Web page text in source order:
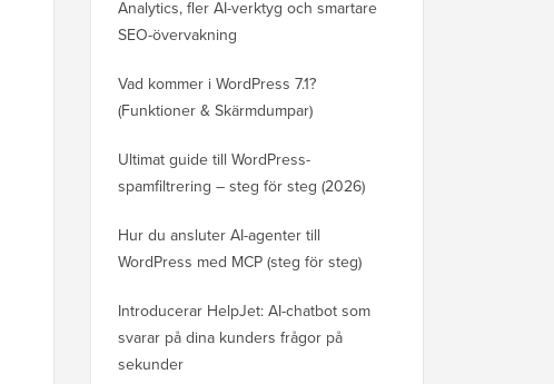
Analytics, fler AI-verktyg och smartare
SEO-övervakning
Vad kommer i WordPress 7.1?
(Funktioner & Skärmdumpar)
Ultimat guide till WordPress-
spamfiltrering – steg för steg (2026)
Hur du ansluter AI-agenter till
WordPress med MCP (steg för steg)
Introducerar HelpJet: AI-chatbot som
svarar på dina kunders frågor på
sekunder